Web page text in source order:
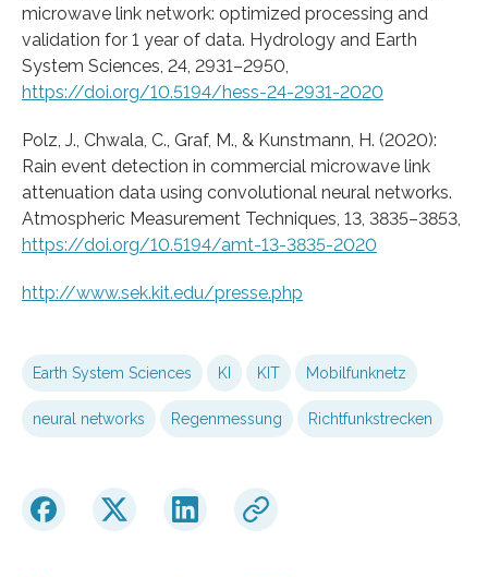
microwave link network: optimized processing and
validation for 1 year of data. Hydrology and Earth
System Sciences, 24, 2931–2950,
https://doi.org/10.5194/hess-24-2931-2020
Polz, J., Chwala, C., Graf, M., & Kunstmann, H. (2020):
Rain event detection in commercial microwave link
attenuation data using convolutional neural networks.
Atmospheric Measurement Techniques, 13, 3835–3853,
https://doi.org/10.5194/amt-13-3835-2020
http://www.sek.kit.edu/presse.php
Earth System Sciences KI KIT Mobilfunknetz
neural networks Regenmessung Richtfunkstrecken